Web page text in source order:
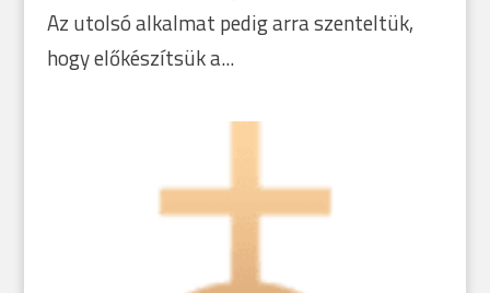
Az utolsó alkalmat pedig arra szenteltük,
hogy előkészítsük a...